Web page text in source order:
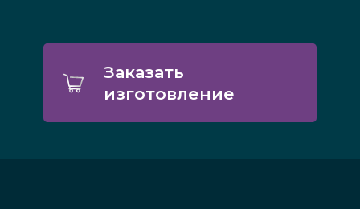
Заказать
изготовление